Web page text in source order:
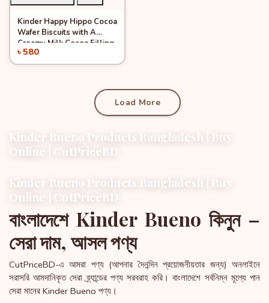
Add to Cart
Kinder Happy Hippo Cocoa
Wafer Biscuits with A
Creamy Milk Cocoa Filling
(5pcs) 103.5G
৳ 580
Load More
Kinder Bueno Products Bangladesh | Buy
Online | CutPriceBD
Kinder Bueno Products Bangladesh | Buy
Online | CutPriceBD
বাংলাদেশে Kinder Bueno কিনুন –
সেরা দাম, আসল পণ্য
CutPriceBD-এ আমরা পণ্য (আপনার দৈনন্দিন প্রয়োজনীয়তার জন্য) অনলাইনে
সরাসরি আমদানিকৃত সেরা ব্র্যান্ডের পণ্য সরবরাহ করি। বাংলাদেশে সর্বনিম্ন মূল্যে পান
সেরা মানের Kinder Bueno পণ্য।